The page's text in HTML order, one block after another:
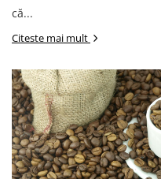
că...
Citeste mai mult